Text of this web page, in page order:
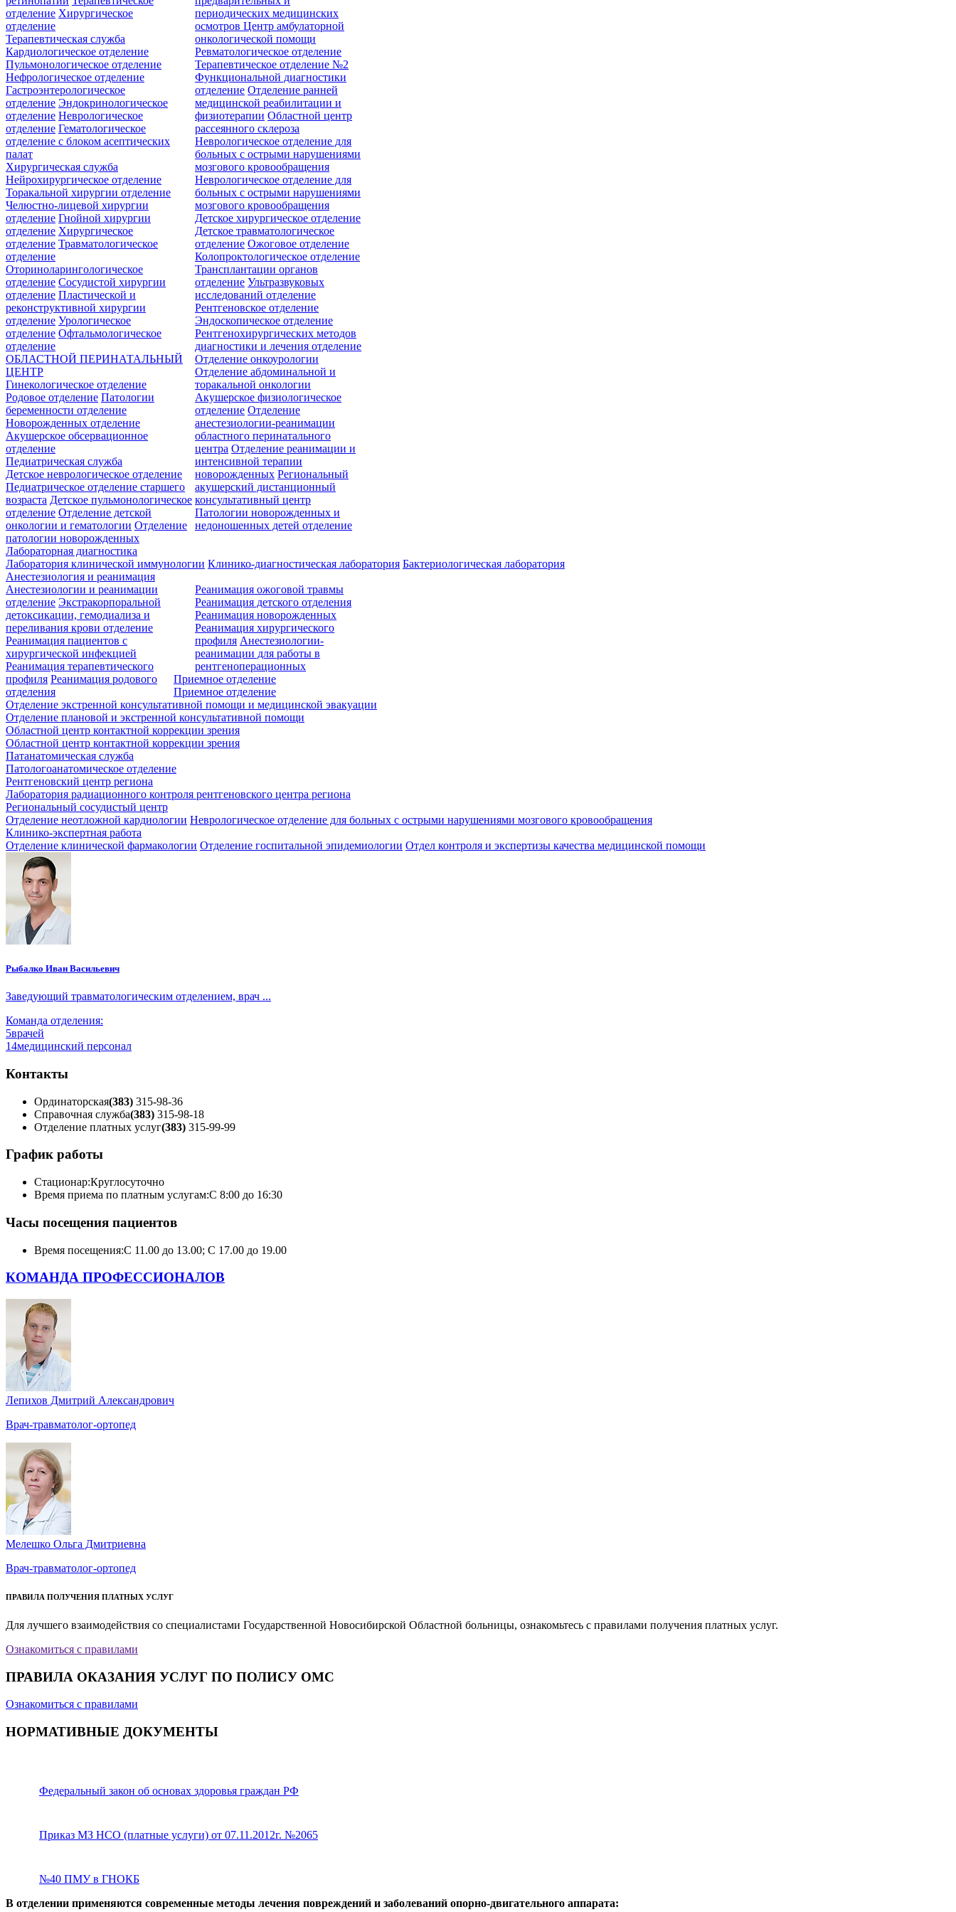
отделение Хирургическое
отделение
периодических медицинских
осмотровЦентр амбулаторной
онкологической помощи
Терапевтическая служба
Кардиологическое отделение
Пульмонологическое отделение
Нефрологическое отделение
Гастроэнтерологическое
отделение Эндокринологическое
отделение Неврологическое
отделение Гематологическое
отделение c блоком асептических
палат
Ревматологическое отделение
Терапевтическое отделение №2
Функциональной диагностики
отделение Отделение ранней
медицинской реабилитации и
физиотерапии Областной центр
рассеянного склероза
Неврологическое отделение для
больных с острыми нарушениями
мозгового кровообращения
Неврологическое отделение для
больных с острыми нарушениями
мозгового кровообращения
Хирургическая служба
Нейрохирургическое отделение
Торакальной хирургии отделение
Челюстно-лицевой хирургии
отделение Гнойной хирургии
отделение Хирургическое
отделение Травматологическое
отделение
Оториноларингологическое
отделение Сосудистой хирургии
отделение Пластической и
реконструктивной хирургии
отделение Урологическое
отделение Офтальмологическое
отделение
Детское хирургическое отделение
Детское травматологическое
отделение Ожоговое отделение
Колопроктологическое отделение
Трансплантации органов
отделение Ультразвуковых
исследований отделение
Рентгеновское отделение
Эндоскопическое отделение
Рентгенохирургических методов
диагностики и лечения отделение
Отделение онкоурологии
Отделение абдоминальной и
торакальной онкологии
ОБЛАСТНОЙ ПЕРИНАТАЛЬНЫЙ
ЦЕНТР
Гинекологическое отделение
Родовое отделение Патологии
беременности отделение
Новорожденных отделение
Акушерское обсервационное
отделение
Акушерское физиологическое
отделение Отделение
анестезиологии-реанимации
областного перинатального
центра Отделение реанимации и
интенсивной терапии
новорожденных Региональный
акушерский дистанционный
консультативный центр
Патологии новорожденных и
недоношенных детей отделение
Педиатрическая служба
Детское неврологическое отделение
Педиатрическое отделение старшего
возраста Детское пульмонологическое
отделение Отделение детской
онкологии и гематологии Отделение
патологии новорожденных
Лабораторная диагностика
Лаборатория клинической иммунологии Клинико-диагностическая лаборатория Бактериологическая лаборатория
Анестезиология и реанимация
Анестезиологии и реанимации
отделение Экстракорпоральной
детоксикации, гемодиализа и
переливания крови отделение
Реанимация пациентов с
хирургической инфекцией
Реанимация терапевтического
профиля Реанимация родового
отделения
Реанимация ожоговой травмы
Реанимация детского отделения
Реанимация новорожденных
Реанимация хирургического
профиля Анестезиологии-
реанимации для работы в
рентгеноперационных
Приемное отделение
Приемное отделение
Отделение экстренной консультативной помощи и медицинской эвакуации
Отделение плановой и экстренной консультативной помощи
Областной центр контактной коррекции зрения
Областной центр контактной коррекции зрения
Патанатомическая служба
Патологоанатомическое отделение
Рентгеновский центр региона
Лаборатория радиационного контроля рентгеновского центра региона
Региональный сосудистый центр
Отделение неотложной кардиологии Неврологическое отделение для больных с острыми нарушениями мозгового кровообращения
Клинико-экспертная работа
Отделение клинической фармакологии Отделение госпитальной эпидемиологии Отдел контроля и экспертизы качества медицинской помощи
Рыбалко Иван Васильевич
Заведующий травматологическим отделением, врач ...
Команда отделения:
5врачей
14медицинский персонал
Контакты
Ординаторская(383) 315-98-36
Справочная служба(383) 315-98-18
Отделение платных услуг(383) 315-99-99
График работы
Стационар:Круглосуточно
Время приема по платным услугам:С 8:00 до 16:30
Часы посещения пациентов
Время посещения:С 11.00 до 13.00; С 17.00 до 19.00
КОМАНДА ПРОФЕССИОНАЛОВ
Лепихов Дмитрий Александрович
Врач-травматолог-ортопед
Мелешко Ольга Дмитриевна
Врач-травматолог-ортопед
ПРАВИЛА ПОЛУЧЕНИЯ ПЛАТНЫХ УСЛУГ
Для лучшего взаимодействия со специалистами Государственной Новосибирской Областной больницы, ознакомьтесь с правилами получения платных услуг.
Ознакомиться с правилами
ПРАВИЛА ОКАЗАНИЯ УСЛУГ ПО ПОЛИСУ ОМС
Ознакомиться с правилами
НОРМАТИВНЫЕ ДОКУМЕНТЫ
Федеральный закон об основах здоровья граждан РФ
Приказ МЗ НСО (платные услуги) от 07.11.2012г. №2065
№40 ПМУ в ГНОКБ
В отделении применяются современные методы лечения повреждений и заболеваний опорно-двигательного аппарата: